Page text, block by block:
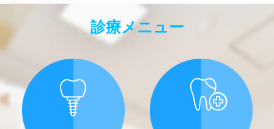
診療メニュー